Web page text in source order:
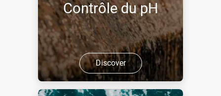
Contrôle du pH
Discover